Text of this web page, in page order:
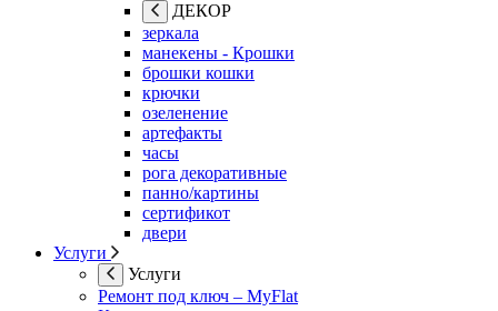
ДЕКОР
зеркала
манекены - Крошки
брошки кошки
крючки
озеленение
артефакты
часы
рога декоративные
панно/картины
сертификот
двери
Услуги
Услуги
Ремонт под ключ – MyFlat